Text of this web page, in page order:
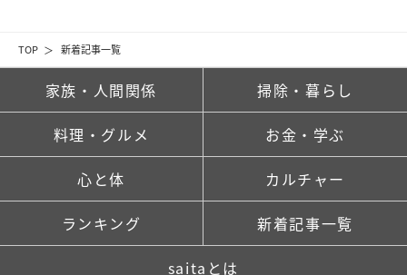
TOP 新着記事一覧
家族・人間関係 掃除・暮らし
料理・グルメ お金・学ぶ
心と体 カルチャー
ランキング 新着記事一覧
saitaとは